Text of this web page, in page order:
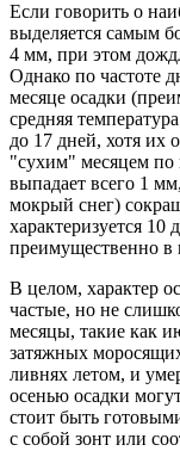
Если говорить о
выделяется самым
4 мм, при этом
Однако по частоте
месяце осадки
средняя
до 17 дней, хотя их
"сухим" месяцем по
выпадает всего 1
мокрый снег)
характеризуется
преимущественно в
В целом, характер
частые, но не
месяцы, такие как
затяжных
ливнях летом, и
осенью осадки
стоит быть
с собой зонт или